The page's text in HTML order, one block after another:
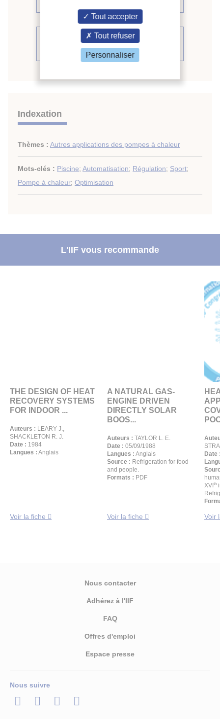
Voir le compte rendu de la
conférence
Indexation
Thèmes : Autres applications des pompes à chaleur
Mots-clés : Piscine; Automatisation; Régulation; Sport;
Pompe à chaleur; Optimisation
L'IIF vous recommande
THE DESIGN OF HEAT
RECOVERY SYSTEMS
FOR INDOOR ...
Auteurs : LEARY J.,
SHACKLETON R. J.
Date : 1984
Langues : Anglais
Voir la fiche
A NATURAL GAS-
ENGINE DRIVEN
DIRECTLY SOLAR
BOOS...
Auteurs : TAYLOR L. E.
Date : 05/09/1988
Langues : Anglais
Source : Refrigeration for food
and people.
Formats : PDF
Voir la fiche
Date
XVI th
Voir
Nous contacter
Adhérez à l'IIF
FAQ
Offres d'emploi
Espace presse
Nous suivre
LinkedInTwitterFacebook
Youtube
Tout accepter
Tout refuser
Personnaliser